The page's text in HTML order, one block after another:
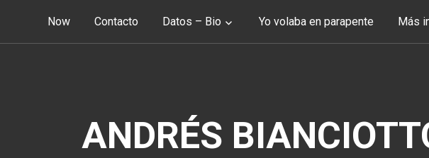
Now Contacto Datos – Bio Yo volaba en parapente Más
ANDRÉS